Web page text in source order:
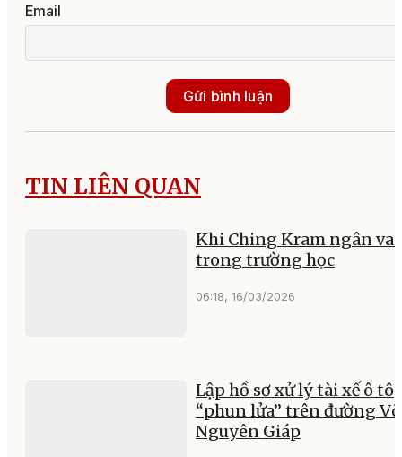
Email
Gửi bình luận
TIN LIÊN QUAN
Khi Ching Kram ngân
trong trường học
06:18, 16/03/2026
Lập hồ sơ xử lý tài xế ô tô
“phun lửa” trên đường Võ
Nguyên Giáp